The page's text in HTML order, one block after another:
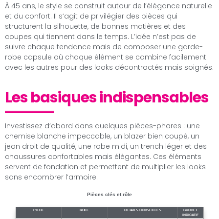
À 45 ans, le style se construit autour de l’élégance naturelle
et du confort. Il s’agit de privilégier des pièces qui
structurent la silhouette, de bonnes matières et des
coupes qui tiennent dans le temps. L’idée n’est pas de
suivre chaque tendance mais de composer une garde-
robe capsule où chaque élément se combine facilement
avec les autres pour des looks décontractés mais soignés.
Les basiques indispensables
Investissez d’abord dans quelques pièces-phares : une
chemise blanche impeccable, un blazer bien coupé, un
jean droit de qualité, une robe midi, un trench léger et des
chaussures confortables mais élégantes. Ces éléments
servent de fondation et permettent de multiplier les looks
sans encombrer l’armoire.
Pièces clés et rôle
PIÈCE RÔLE DÉTAILS CONSEILLÉS
BUDGET
INDICATIF